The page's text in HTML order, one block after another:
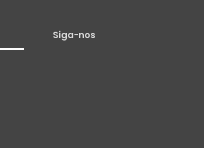
Siga-nos